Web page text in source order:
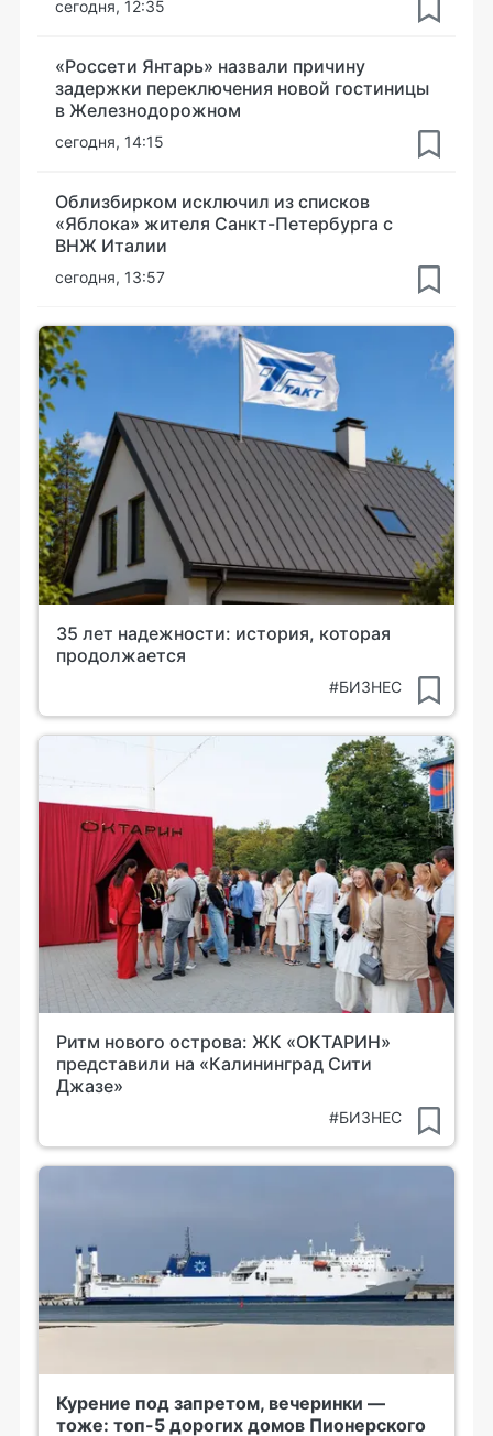
сегодня, 12:35
«Россети Янтарь» назвали причину
задержки переключения новой гостиницы
в Железнодорожном
сегодня, 14:15
Облизбирком исключил из списков
«Яблока» жителя Санкт-Петербурга с
ВНЖ Италии
сегодня, 13:57
35 лет надежности: история, которая
продолжается
#БИЗНЕС
Ритм нового острова: ЖК «ОКТАРИН»
представили на «Калининград Сити
Джазе»
#БИЗНЕС
Курение под запретом, вечеринки —
тоже: топ-5 дорогих домов Пионерского